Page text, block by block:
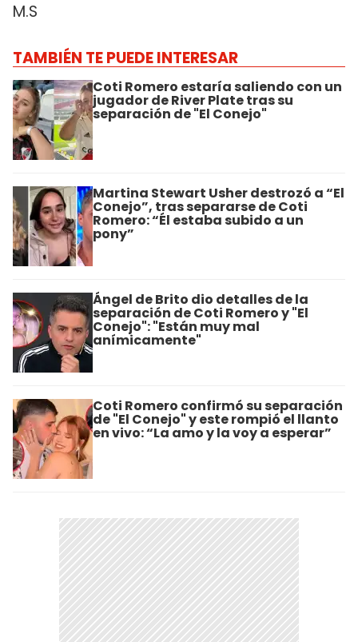
M.S
TAMBIÉN TE PUEDE INTERESAR
Coti Romero estaría saliendo con un
jugador de River Plate tras su
separación de "El Conejo"
Martina Stewart Usher destrozó a “El
Conejo”, tras separarse de Coti
Romero: “Él estaba subido a un
pony”
Ángel de Brito dio detalles de la
separación de Coti Romero y "El
Conejo": "Están muy mal
anímicamente"
Coti Romero confirmó su separación
de "El Conejo" y este rompió el llanto
en vivo: “La amo y la voy a esperar”